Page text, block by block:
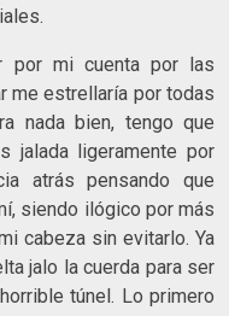
por mi cuenta por las
me estrellaría por todas
nada bien, tengo que
jalada ligeramente por
atrás pensando que
siendo ilógico por más
cabeza sin evitarlo. Ya
jalo la cuerda para ser
túnel. Lo primero